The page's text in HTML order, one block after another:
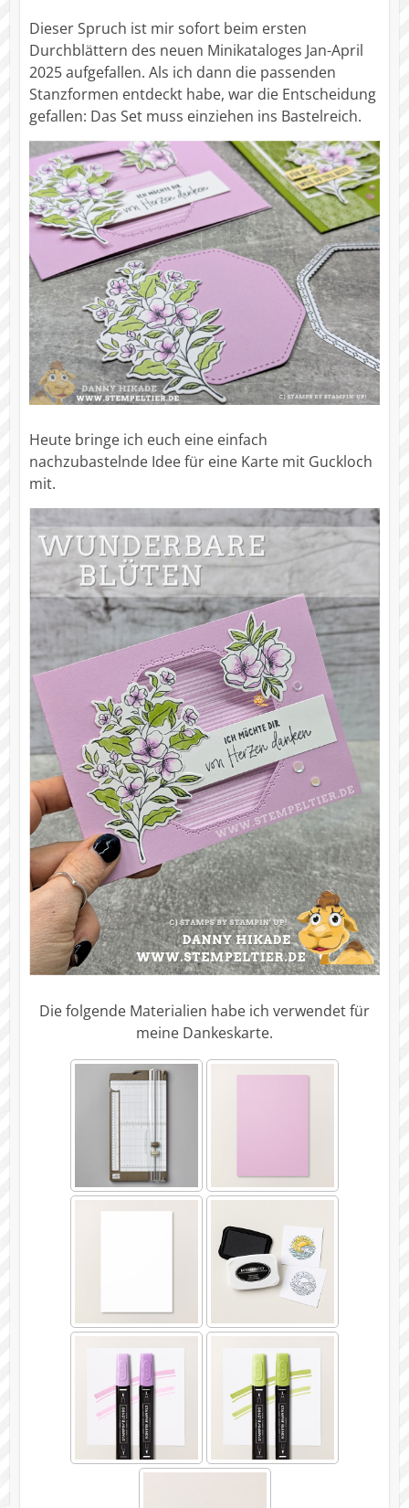
Dieser Spruch ist mir sofort beim ersten
Durchblättern des neuen Minikataloges Jan-April
2025 aufgefallen. Als ich dann die passenden
Stanzformen entdeckt habe, war die Entscheidung
gefallen: Das Set muss einziehen ins Bastelreich.
Heute bringe ich euch eine einfach
nachzubastelnde Idee für eine Karte mit Guckloch
mit.
Die folgende Materialien habe ich verwendet für
meine Dankeskarte.